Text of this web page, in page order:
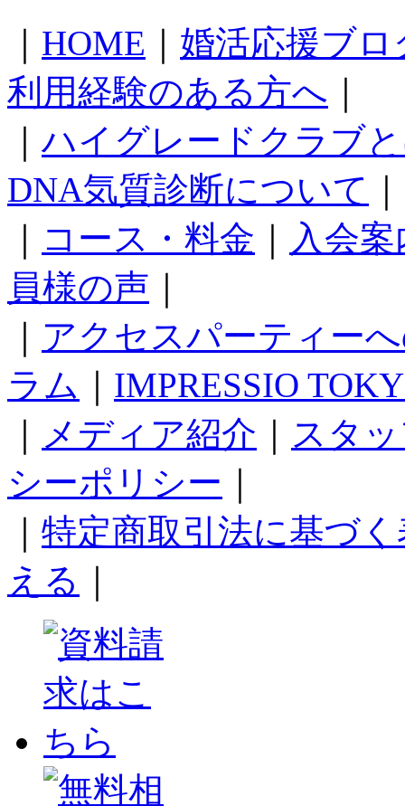
HOME
婚活応援ブロ
利用経験のある方へ
｜ハイグレードクラブ
DNA気質診断について
コース・料金
入会案
員様の声
アクセスパーティー
ラム
IMPRESSIO
メディア紹介
スタ
シーポリシー
特定商取引法に基づ
える